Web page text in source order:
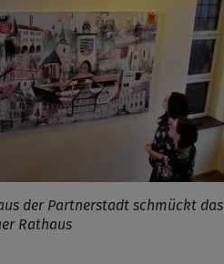
der Partnerstadt schmückt das
Rathaus